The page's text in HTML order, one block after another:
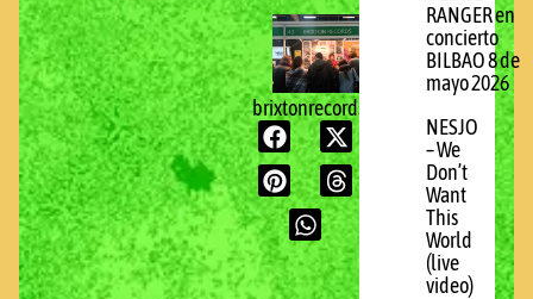
brixtonrecords.com
RANGER en
concierto
BILBAO 8 de
mayo 2026
NESJO
– We
Don’t
Want
This
World
(live
video)